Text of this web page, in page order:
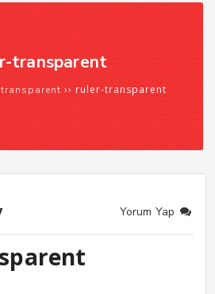
transparent
›› ruler-transparent
Yorum Yap